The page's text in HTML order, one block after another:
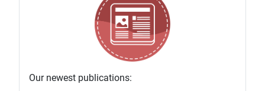
Our newest publications: